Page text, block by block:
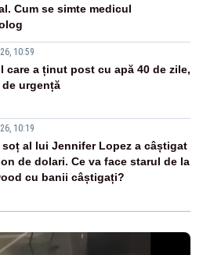
Cum se simte medicul
10:59
care a ținut post cu apă 40 de zile,
urgență
10:19
al lui Jennifer Lopez a câștigat
de dolari. Ce va face starul de la
cu banii câștigați?